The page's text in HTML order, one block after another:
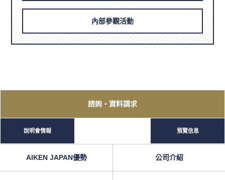
內部參觀活動
諮詢 ・資料請求
說明會情報 預覽信息
AIKEN JAPAN優勢 公司介紹